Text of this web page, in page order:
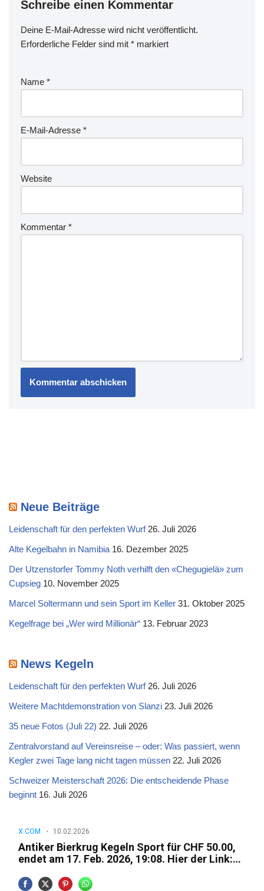
Schreibe einen Kommentar
Deine E-Mail-Adresse wird nicht veröffentlicht.
Erforderliche Felder sind mit * markiert
Name *
E-Mail-Adresse *
Website
Kommentar *
Neue Beiträge
Leidenschaft für den perfekten Wurf 26. Juli 2026
Alte Kegelbahn in Namibia 16. Dezember 2025
Der Utzenstorfer Tommy Noth verhilft den «Chegugielä» zum
Cupsieg 10. November 2025
Marcel Soltermann und sein Sport im Keller 31. Oktober 2025
Kegelfrage bei „Wer wird Millionär“ 13. Februar 2023
News Kegeln
Leidenschaft für den perfekten Wurf 26. Juli 2026
Weitere Machtdemonstration von Slanzi 23. Juli 2026
35 neue Fotos (Juli 22) 22. Juli 2026
Zentralvorstand auf Vereinsreise – oder: Was passiert, wenn
Kegler zwei Tage lang nicht tagen müssen 22. Juli 2026
Schweizer Meisterschaft 2026: Die entscheidende Phase
beginnt 16. Juli 2026